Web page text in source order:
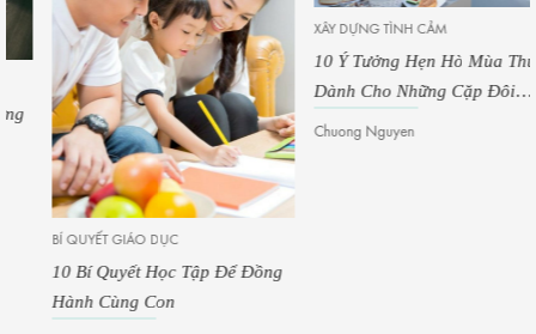
BÍ QUYẾT GIÁO DỤC
10 Bí Quyết Học Tập Để Đồng
Hành Cùng Con
XÂY DỰNG TÌNH CẢM
10 Ý Tưởng Hẹn Hò Mùa Thu
Dành Cho Những Cặp Đôi
Muốn Yêu Lại Từ Đầu
Chuong Nguyen